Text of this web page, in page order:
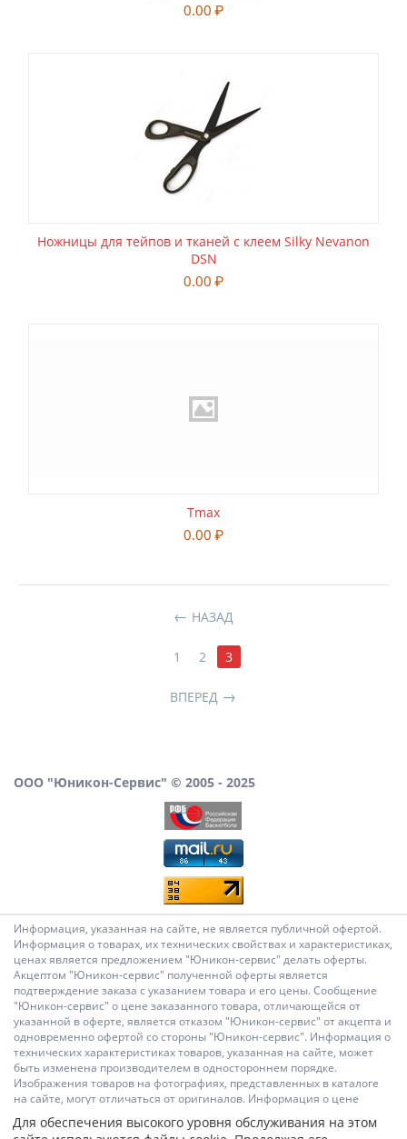
0.00 ₽
Ножницы для тейпов и тканей с клеем Silky Nevanon
DSN
0.00 ₽
Tmax
0.00 ₽
НАЗАД
1 2 3
ВПЕРЕД
ООО "Юникон-Сервис" © 2005 - 2025
Информация, указанная на сайте, не является публичной офертой.
Информация о товарах, их технических свойствах и характеристиках,
ценах является предложением "Юникон-сервис" делать оферты.
Акцептом "Юникон-сервис" полученной оферты является
подтверждение заказа с указанием товара и его цены. Сообщение
"Юникон-сервис" о цене заказанного товара, отличающейся от
указанной в оферте, является отказом "Юникон-сервис" от акцепта и
одновременно офертой со стороны "Юникон-сервис". Информация о
технических характеристиках товаров, указанная на сайте, может
быть изменена производителем в одностороннем порядке.
Изображения товаров на фотографиях, представленных в каталоге
на сайте, могут отличаться от оригиналов. Информация о цене
товара, указанная в каталоге на сайте, может отличаться от
фактической к моменту оформления заказа на соответствующий
Для обеспечения высокого уровня обслуживания на этом